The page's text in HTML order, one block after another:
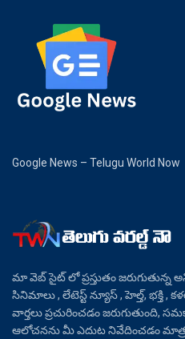
Google News – Telugu World Now
మా వెబ్ సైట్ లో ప్రస్తుతం
సినిమాలు , లేటెస్ట్ న్యూస్ , హెల్త్, భక్తి ,
వార్తలు ప్రచురించడం
ఆలోచనను మీ ఎదుట నివేదించడం